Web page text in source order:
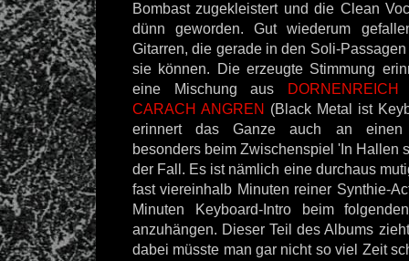
Bombast zugekleistert und die Clean
dünn geworden. Gut wiederum
Gitarren, die gerade in den Soli-
sie können. Die erzeugte Stimmung
eine Mischung aus
DORNENREICH
CARACH ANGREN (Black Metal ist
erinnert das Ganze auch an einen
besonders beim Zwischenspiel 'In Hallen
der Fall. Es ist nämlich eine durchaus
fast viereinhalb Minuten reiner Synthie-
Minuten Keyboard-Intro beim
anzuhängen. Dieser Teil des Albums
dabei müsste man gar nicht so viel Zeit